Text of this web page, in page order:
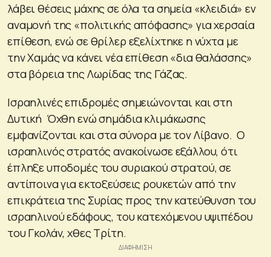
λάβει θέσεις μάχης σε όλα τα σημεία «κλειδιά» εν
αναμονή της «πολιτικής απόφασης» για χερσαία
επίθεση, ενώ σε θρίλερ εξελίχτηκε η νύχτα με
την Χαμάς να κάνει νέα επίθεση «δια θαλάσσης»
στα βόρεια της Λωρίδας της Γάζας.
Ισραηλινές επιδρομές σημειώνονται και στη
Δυτική Όχθη ενώ σημάδια κλιμάκωσης
εμφανίζονται και στα σύνορα με τον Λίβανο. Ο
ισραηλινός στρατός ανακοίνωσε εξάλλου, ότι
έπληξε υποδομές του συριακού στρατού, σε
αντίποινα για εκτοξεύσεις ρουκετών από την
επικράτεια της Συρίας προς την κατεύθυνση του
ισραηλινού εδάφους, του κατεχόμενου υψιπέδου
του Γκολάν, χθες Τρίτη.